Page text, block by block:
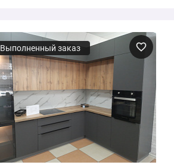
Выполненный заказ